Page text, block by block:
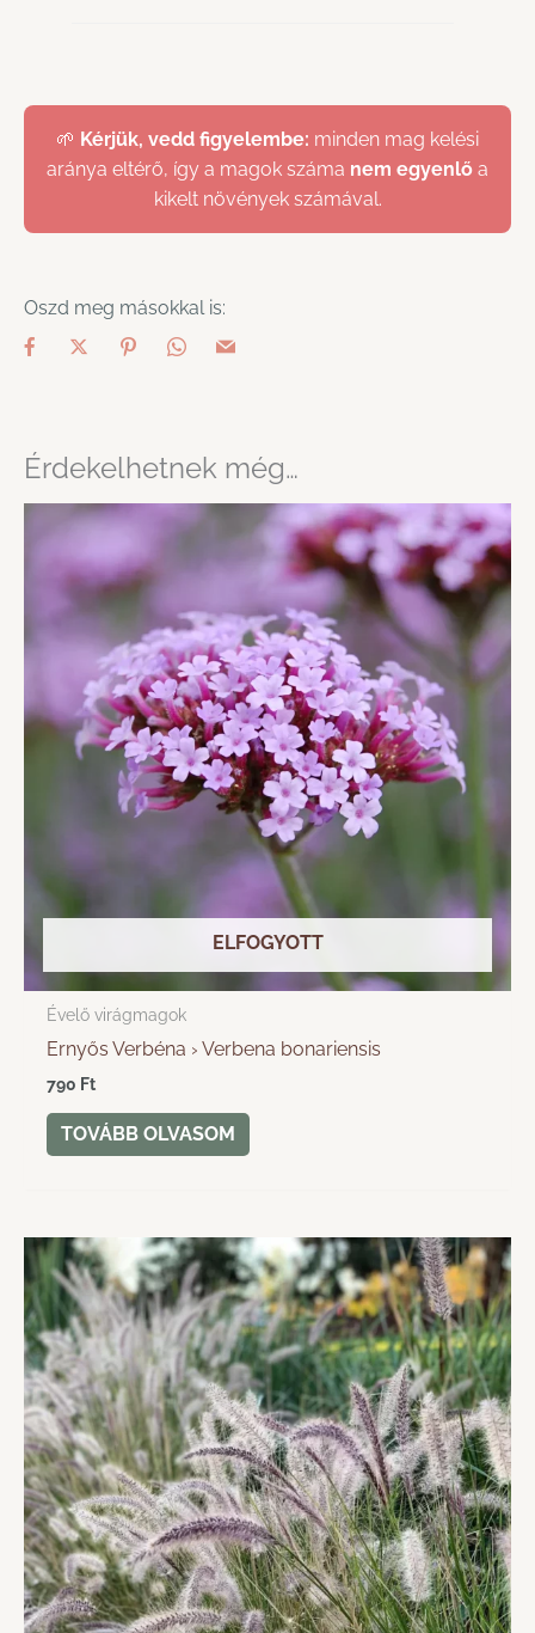
🌱 Kérjük, vedd figyelembe: minden mag kelési
aránya eltérő, így a magok száma nem egyenlő a
kikelt növények számával.
Oszd meg másokkal is:
Érdekelhetnek még…
ELFOGYOTT
Évelő virágmagok
Ernyős Verbéna › Verbena bonariensis
790 Ft
TOVÁBB OLVASOM